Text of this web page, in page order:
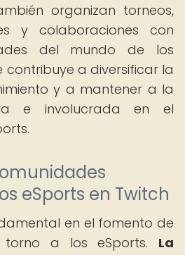
organizan torneos,
y colaboraciones con
del mundo de los
contribuye a diversificar la
y a mantener a la
e involucrada en el
eSports en Twitch
en el fomento de
torno a los eSports. La